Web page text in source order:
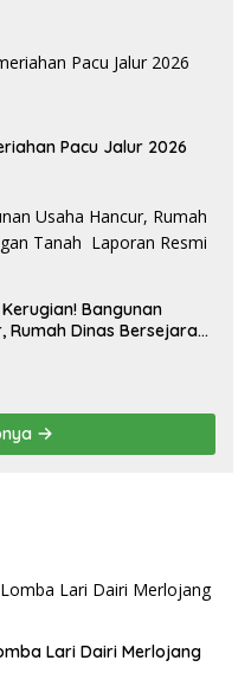
Pacu Jalur 2026
Bangunan
Rumah Dinas Bersejarah
Dairi
Lari Dairi Merlojang